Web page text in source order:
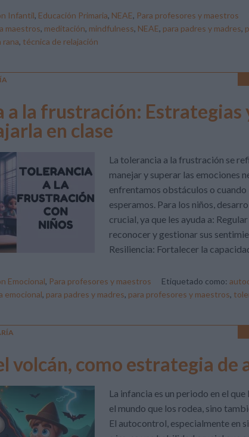
Infantil, Educación Primaria, NEAE, Para profesores y maestros
maestros, meditación, mindfulness, NEAE, para padres y madres,
rana, técnica de relajación
a la frustración: Estrategias
en clase
La tolerancia a la frustración se
manejar y superar las emociones
enfrentamos obstáculos o cuando
esperamos. Para los niños,
crucial, ya que les ayuda a:
reconocer y gestionar sus
Resiliencia: Fortalecer la
Emocional, Para profesores y maestros Etiquetado como:
emocional, para padres y madres, para profesores y maestros,
volcán, como estrategia
La infancia es un periodo en el
el mundo que los rodea, sino
El autocontrol, especialmente en